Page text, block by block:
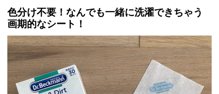
色分け不要！なんでも一緒に洗濯できちゃう
画期的なシート！